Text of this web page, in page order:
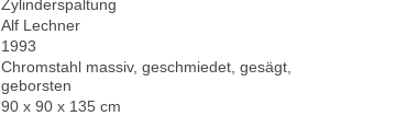
Zylinderspaltung
Alf Lechner
1993
Chromstahl massiv, geschmiedet, gesägt,
geborsten
90 x 90 x 135 cm